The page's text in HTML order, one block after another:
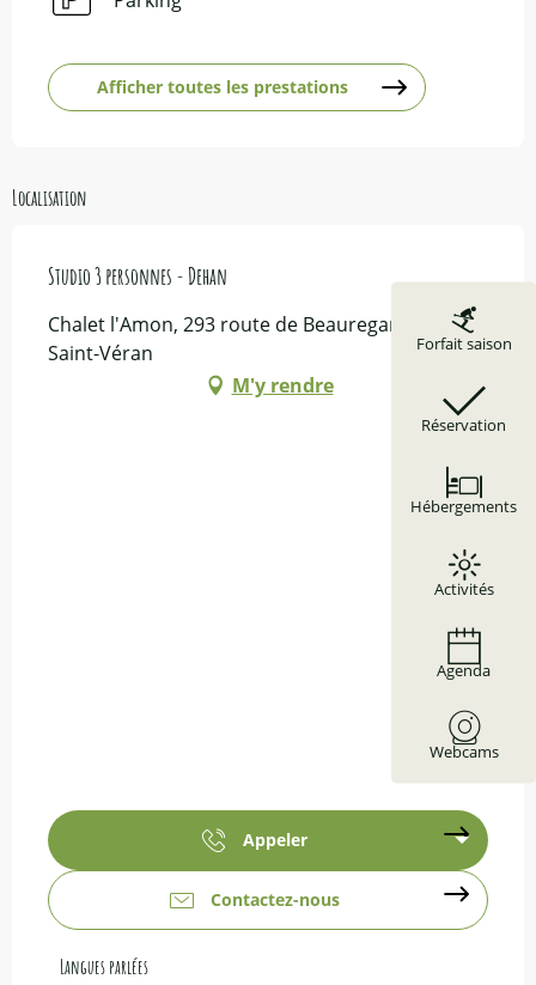
Forfait saison
Réservation
Hébergements
Activités
Agenda
Webcams
Afficher toutes les prestations
Localisation
Studio 3 personnes - Dehan
Chalet l'Amon, 293 route de Beauregard, 05350
Saint-Véran
M'y rendre
Appeler
Contactez-nous
Langues parlées
Langues parlées